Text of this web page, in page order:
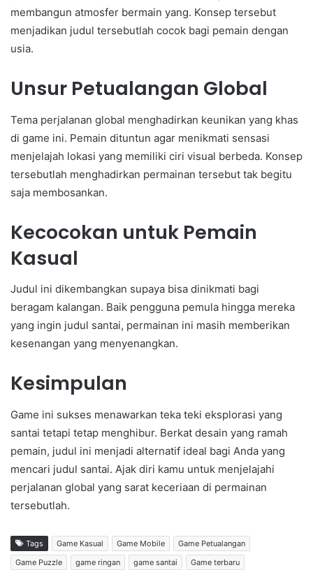
membangun atmosfer bermain yang. Konsep tersebut
menjadikan judul tersebutlah cocok bagi pemain dengan
usia.
Unsur Petualangan Global
Tema perjalanan global menghadirkan keunikan yang khas
di game ini. Pemain dituntun agar menikmati sensasi
menjelajah lokasi yang memiliki ciri visual berbeda. Konsep
tersebutlah menghadirkan permainan tersebut tak begitu
saja membosankan.
Kecocokan untuk Pemain
Kasual
Judul ini dikembangkan supaya bisa dinikmati bagi
beragam kalangan. Baik pengguna pemula hingga mereka
yang ingin judul santai, permainan ini masih memberikan
kesenangan yang menyenangkan.
Kesimpulan
Game ini sukses menawarkan teka teki eksplorasi yang
santai tetapi tetap menghibur. Berkat desain yang ramah
pemain, judul ini menjadi alternatif ideal bagi Anda yang
mencari judul santai. Ajak diri kamu untuk menjelajahi
perjalanan global yang sarat keceriaan di permainan
tersebutlah.
Tags Game Kasual Game Mobile
Game Petualangan
Game Puzzle
game ringan game santai
Game terbaru